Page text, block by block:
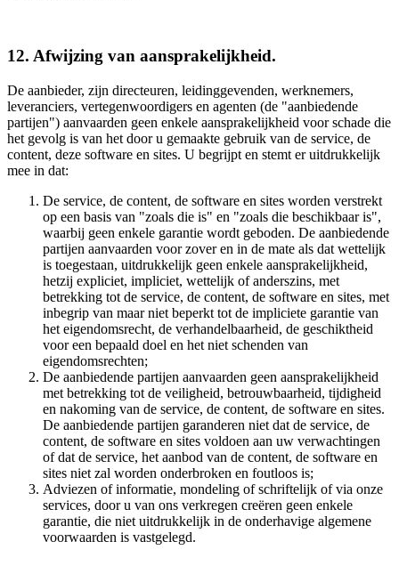
12. Afwijzing van aansprakelijkheid.
De aanbieder, zijn directeuren, leidinggevenden, werknemers,
leveranciers, vertegenwoordigers en agenten (de "aanbiedende
partijen") aanvaarden geen enkele aansprakelijkheid voor schade die
het gevolg is van het door u gemaakte gebruik van de service, de
content, deze software en sites. U begrijpt en stemt er uitdrukkelijk
mee in dat:
De service, de content, de software en sites worden verstrekt
op een basis van "zoals die is" en "zoals die beschikbaar is",
waarbij geen enkele garantie wordt geboden. De aanbiedende
partijen aanvaarden voor zover en in de mate als dat wettelijk
is toegestaan, uitdrukkelijk geen enkele aansprakelijkheid,
hetzij expliciet, impliciet, wettelijk of anderszins, met
betrekking tot de service, de content, de software en sites, met
inbegrip van maar niet beperkt tot de impliciete garantie van
het eigendomsrecht, de verhandelbaarheid, de geschiktheid
voor een bepaald doel en het niet schenden van
eigendomsrechten;
De aanbiedende partijen aanvaarden geen aansprakelijkheid
met betrekking tot de veiligheid, betrouwbaarheid, tijdigheid
en nakoming van de service, de content, de software en sites.
De aanbiedende partijen garanderen niet dat de service, de
content, de software en sites voldoen aan uw verwachtingen
of dat de service, het aanbod van de content, de software en
sites niet zal worden onderbroken en foutloos is;
Adviezen of informatie, mondeling of schriftelijk of via onze
services, door u van ons verkregen creëren geen enkele
garantie, die niet uitdrukkelijk in de onderhavige algemene
voorwaarden is vastgelegd.